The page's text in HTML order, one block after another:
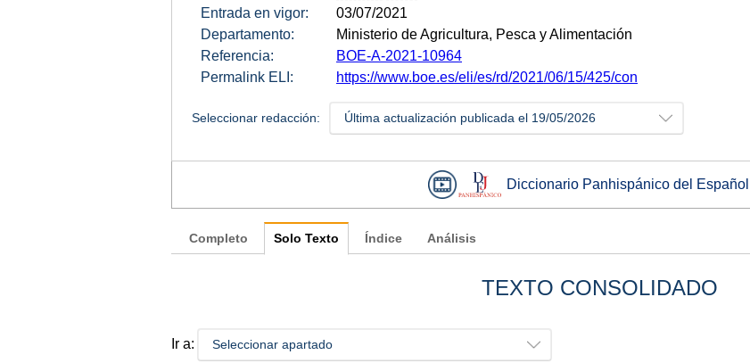
Entrada en vigor:
03/07/2021
Departamento:
Ministerio de Agricultura, Pesca y Alimentación
Referencia:
BOE-A-2021-10964
Permalink ELI:
https://www.boe.es/eli/es/rd/2021/06/15/425/con
Seleccionar redacción: Última actualización publicada el 19/05/2026
Diccionario Panhispánico del Español
Completo Solo Texto Índice Análisis
TEXTO CONSOLIDADO
Ir a: Seleccionar apartado